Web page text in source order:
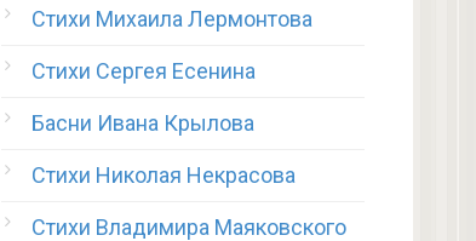
Стихи Михаила Лермонтова
Стихи Сергея Есенина
Басни Ивана Крылова
Стихи Николая Некрасова
Стихи Владимира Маяковского